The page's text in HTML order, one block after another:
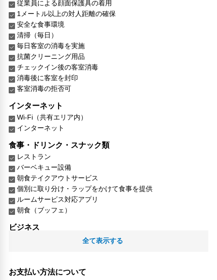
従業員による顔面保護具の着用
1メートル以上の対人距離の確保
安全な食事環境
清掃（毎日）
毎日客室の消毒を実施
抗菌クリーニング用品
チェックイン後の客室消毒
消毒後に客室を封印
客室消毒の拒否可
インターネット
Wi-Fi（共有エリア内）
インターネット
食事・ドリンク・スナック類
レストラン
バーベキュー設備
朝食テイクアウトサービス
個別に取り分け・ラップをかけて食事を提供
ルームサービス対応アプリ
朝食（ブッフェ）
ビジネス
釣り
全て表示する
お支払い方法について